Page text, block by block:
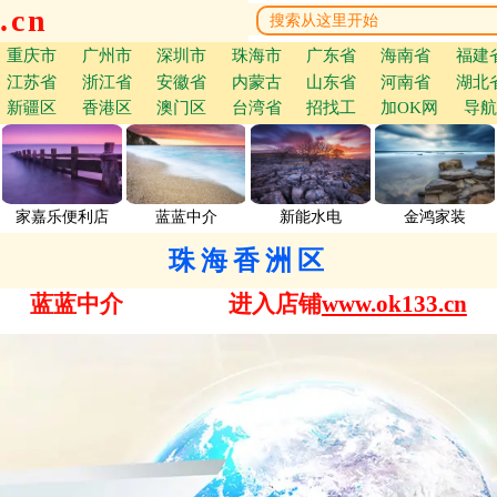
重庆市 广州市 深圳市 珠海市 广东省 海南省
福建
江苏省
浙江省 安徽省 内蒙古 山东省 河南省
湖北
新疆区
香港区 澳门区 台湾省 招找工 加OK网 导
家嘉乐便利店 蓝蓝中介 新能水电 金鸿家装
珠海香洲区
蓝蓝中介 进入店铺www.ok133.cn